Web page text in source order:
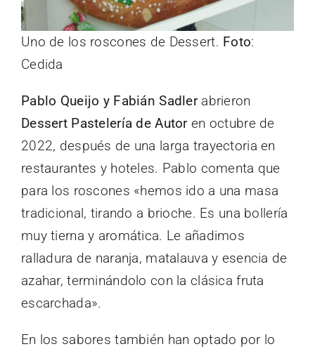
Uno de los roscones de Dessert. Foto:
Cedida
Pablo Queijo y Fabián Sadlerabrieron
Dessert Pastelería de Autoren octubre de
2022, después de una larga trayectoria en
restaurantes y hoteles. Pablo comenta que
para los roscones «hemos ido a una masa
tradicional, tirando a brioche. Es una bollería
muy tierna y aromática. Le añadimos
ralladura de naranja, matalauva y esencia de
azahar, terminándolo con la clásica fruta
escarchada».
En los sabores también han optado por lo